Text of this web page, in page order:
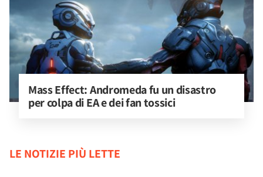
Mass Effect: Andromeda fu un disastro
per colpa di EA e dei fan tossici
LE NOTIZIE PIÙ LETTE